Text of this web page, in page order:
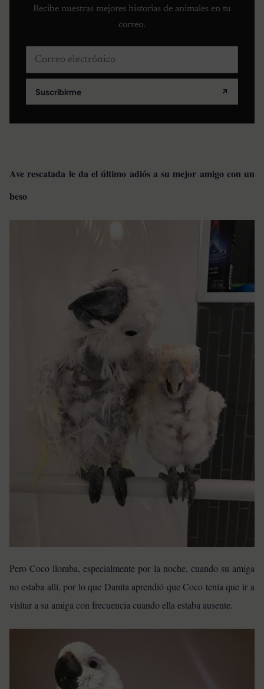
Recibe nuestras mejores historias de animales en tu
correo.
Correo electrónico
Suscribirme ↗
Ave rescatada le da el último adiós a su mejor amigo con un
beso
Pero Coco lloraba, especialmente por la noche, cuando su amiga
no estaba allí, por lo que Danita aprendió que Coco tenía que ir a
visitar a su amiga con frecuencia cuando ella estaba ausente.